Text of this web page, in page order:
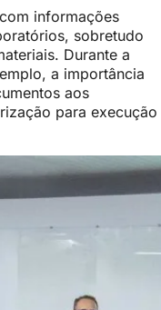
informações
sobretudo
Durante a
a importância
aos
para execução